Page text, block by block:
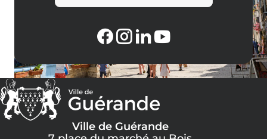
Ville de Guérande